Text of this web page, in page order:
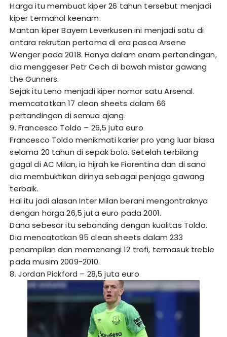
Harga itu membuat kiper 26 tahun tersebut menjadi
kiper termahal keenam.
Mantan kiper Bayern Leverkusen ini menjadi satu di
antara rekrutan pertama di era pasca Arsene
Wenger pada 2018. Hanya dalam enam pertandingan,
dia menggeser Petr Cech di bawah mistar gawang
the Gunners.
Sejak itu Leno menjadi kiper nomor satu Arsenal.
memcatatkan 17 clean sheets dalam 66
pertandingan di semua ajang.
9. Francesco Toldo – 26,5 juta euro
Francesco Toldo menikmati karier pro yang luar biasa
selama 20 tahun di sepak bola. Setelah terbilang
gagal di AC Milan, ia hijrah ke Fiorentina dan di sana
dia membuktikan dirinya sebagai penjaga gawang
terbaik.
Hal itu jadi alasan Inter Milan berani mengontraknya
dengan harga 26,5 juta euro pada 2001.
Dana sebesar itu sebanding dengan kualitas Toldo.
Dia mencatatkan 95 clean sheets dalam 233
penampilan dan memenangi 12 trofi, termasuk treble
pada musim 2009-2010.
8. Jordan Pickford – 28,5 juta euro